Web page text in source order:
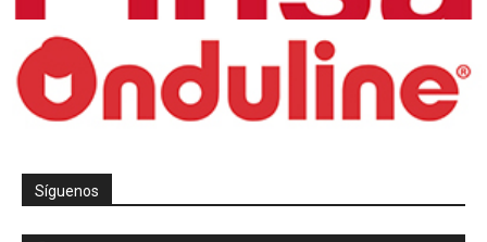
Síguenos